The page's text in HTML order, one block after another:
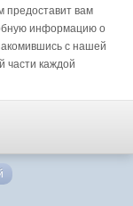
предоставит вам
информацию о
с нашей
части каждой